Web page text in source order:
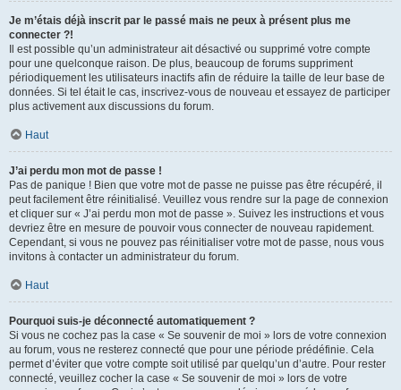
Je m’étais déjà inscrit par le passé mais ne peux à présent plus me
connecter ?!
Il est possible qu’un administrateur ait désactivé ou supprimé votre compte
pour une quelconque raison. De plus, beaucoup de forums suppriment
périodiquement les utilisateurs inactifs afin de réduire la taille de leur base de
données. Si tel était le cas, inscrivez-vous de nouveau et essayez de participer
plus activement aux discussions du forum.
Haut
J’ai perdu mon mot de passe !
Pas de panique ! Bien que votre mot de passe ne puisse pas être récupéré, il
peut facilement être réinitialisé. Veuillez vous rendre sur la page de connexion
et cliquer sur « J’ai perdu mon mot de passe ». Suivez les instructions et vous
devriez être en mesure de pouvoir vous connecter de nouveau rapidement.
Cependant, si vous ne pouvez pas réinitialiser votre mot de passe, nous vous
invitons à contacter un administrateur du forum.
Haut
Pourquoi suis-je déconnecté automatiquement ?
Si vous ne cochez pas la case « Se souvenir de moi » lors de votre connexion
au forum, vous ne resterez connecté que pour une période prédéfinie. Cela
permet d’éviter que votre compte soit utilisé par quelqu’un d’autre. Pour rester
connecté, veuillez cocher la case « Se souvenir de moi » lors de votre